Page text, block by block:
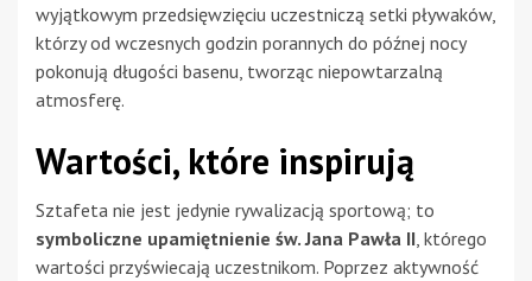
wyjątkowym przedsięwzięciu uczestniczą setki pływaków,
którzy od wczesnych godzin porannych do późnej nocy
pokonują długości basenu, tworząc niepowtarzalną
atmosferę.
Wartości, które inspirują
Sztafeta nie jest jedynie rywalizacją sportową; to
symboliczne upamiętnienie św. Jana Pawła II , którego
wartości przyświecają uczestnikom. Poprzez aktywność